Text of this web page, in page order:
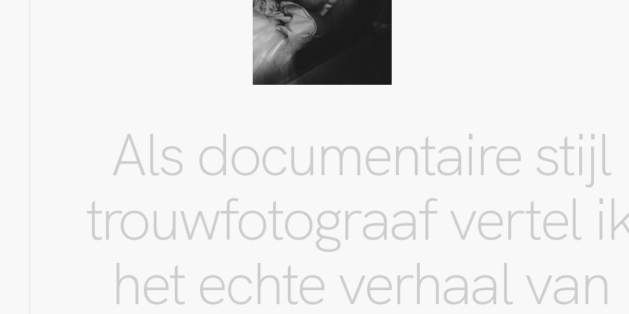
Als documentaire stijl
trouwfotograaf vertel
het echte verhaal van